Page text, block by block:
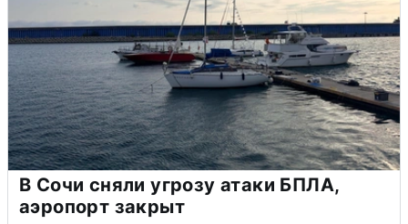
В Сочи сняли угрозу атаки БПЛА,
аэропорт закрыт